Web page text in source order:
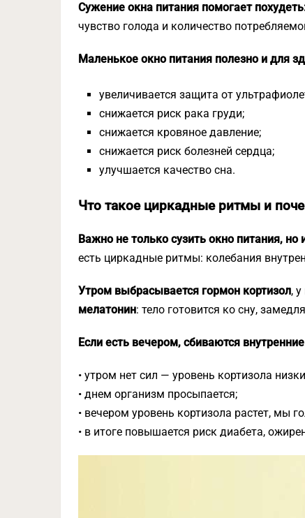
Сужение окна питания помогает
чувство голода и количество
Маленькое окно питания полезно и для
увеличивается защита от
снижается риск рака груди;
снижается кровяное давление;
снижается риск болезней сердца;
улучшается качество сна.
Что такое циркадные ритмы и
Важно не только сузить окно питания,
есть циркадные ритмы: колебания
Утром выбрасывается гормон кортизол,
мелатонин: тело готовится ко сну,
Если есть вечером, сбиваются
• утром нет сил — уровень кортизола
• днем организм просыпается;
• вечером уровень кортизола растет, мы
• в итоге повышается риск диабета,